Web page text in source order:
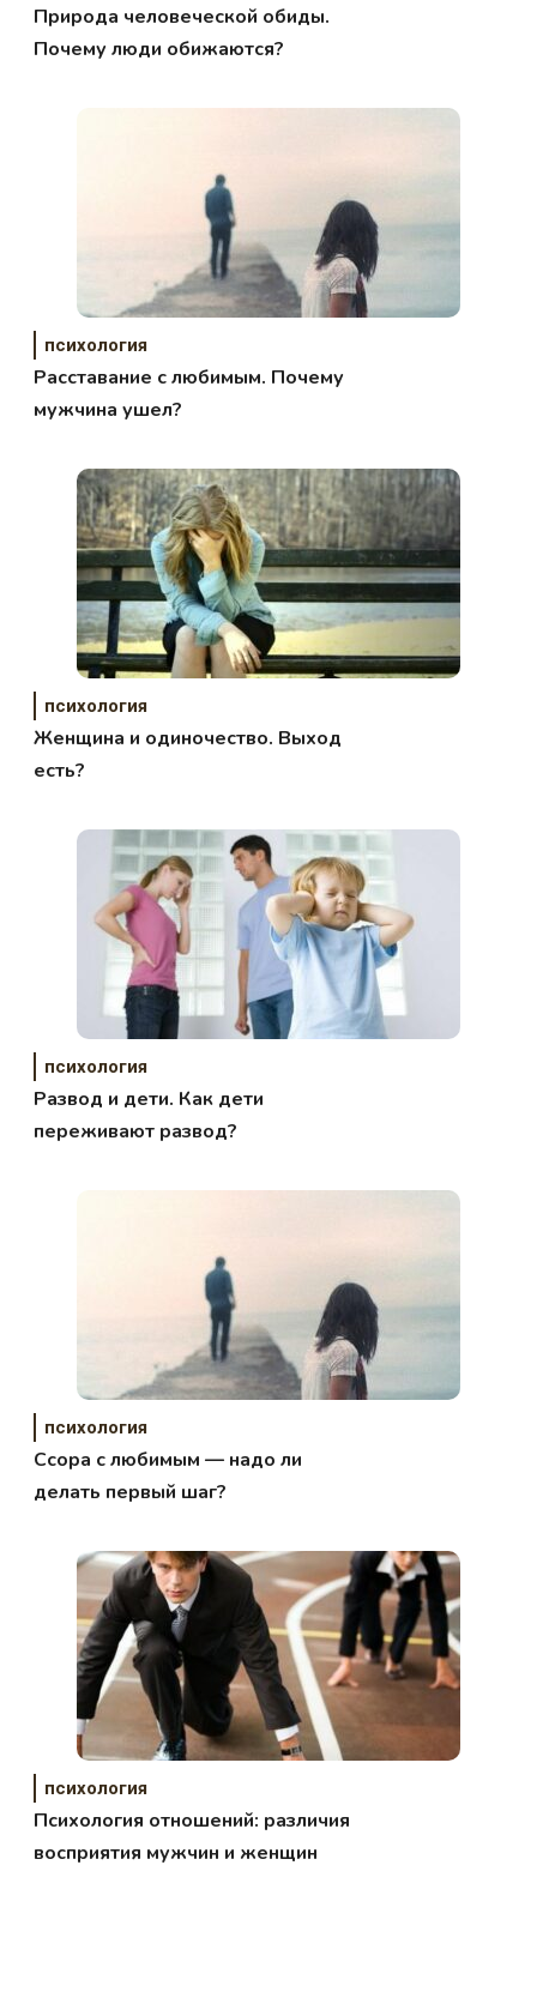
Природа человеческой обиды.
Почему люди обижаются?
психология
Расставание с любимым. Почему
мужчина ушел?
психология
Женщина и одиночество. Выход
есть?
психология
Развод и дети. Как дети
переживают развод?
психология
Ссора с любимым — надо ли
делать первый шаг?
психология
Психология отношений: различия
восприятия мужчин и женщин